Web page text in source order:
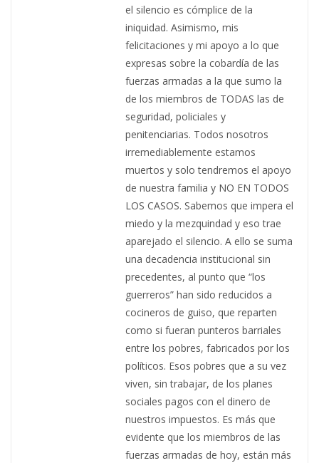
el silencio es cómplice de la
iniquidad. Asimismo, mis
felicitaciones y mi apoyo a lo que
expresas sobre la cobardía de las
fuerzas armadas a la que sumo la
de los miembros de TODAS las de
seguridad, policiales y
penitenciarias. Todos nosotros
irremediablemente estamos
muertos y solo tendremos el apoyo
de nuestra familia y NO EN TODOS
LOS CASOS. Sabemos que impera el
miedo y la mezquindad y eso trae
aparejado el silencio. A ello se suma
una decadencia institucional sin
precedentes, al punto que “los
guerreros” han sido reducidos a
cocineros de guiso, que reparten
como si fueran punteros barriales
entre los pobres, fabricados por los
políticos. Esos pobres que a su vez
viven, sin trabajar, de los planes
sociales pagos con el dinero de
nuestros impuestos. Es más que
evidente que los miembros de las
fuerzas armadas de hoy, están más